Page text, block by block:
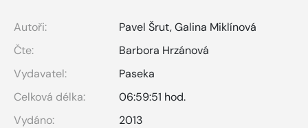
Autoři: Pavel Šrut,Galina Miklínová
Čte:
Barbora Hrzánová
Vydavatel:
Paseka
Celková délka:
06:59:51 hod.
Vydáno:
2013